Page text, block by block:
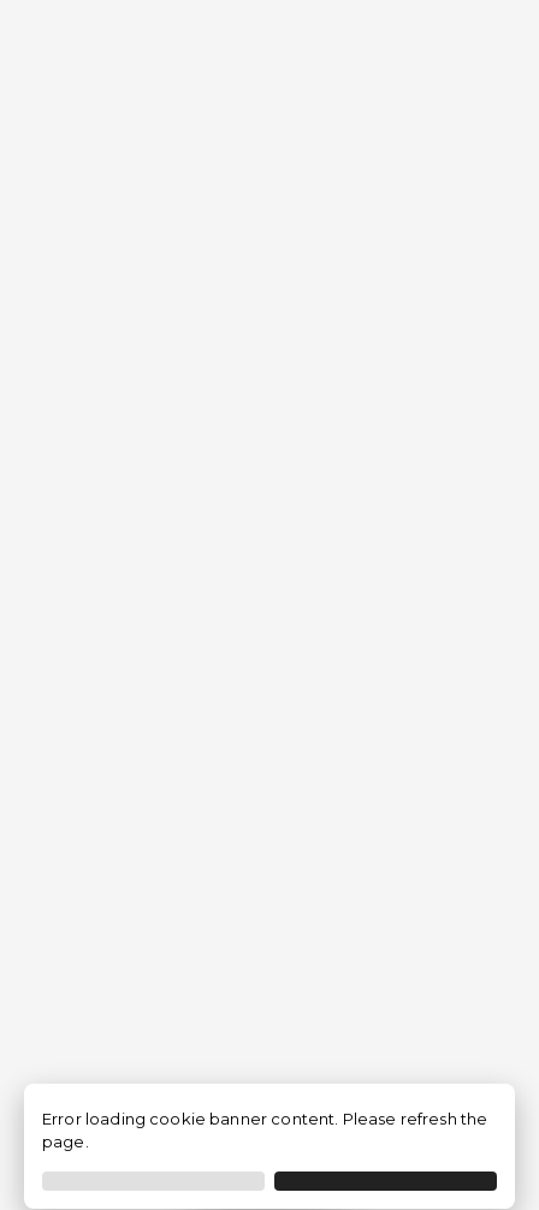
Filtrer
Error loading cookie banner content. Please refresh the
page.